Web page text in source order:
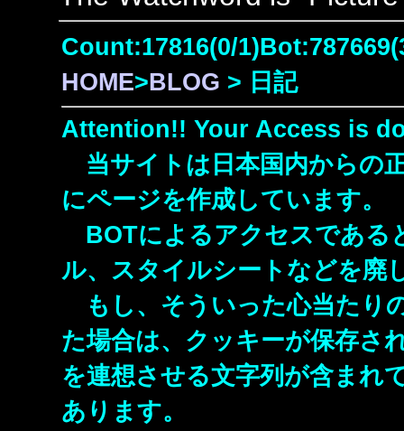
Count:17816(0/
HOME>BLOG > 日記
Attention!! Your Access is
当サイトは日本国内からの
にページを作成しています。
BOTによるアクセスである
ル、スタイルシートなどを廃
もし、そういった心当たり
た場合は、クッキーが保存さ
を連想させる文字列が含まれ
あります。